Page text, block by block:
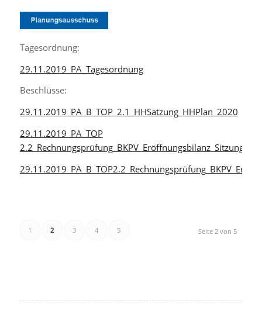
Tagesordnung:
29.11.2019_PA_Tagesordnung
Beschlüsse:
29.11.2019_PA_B_TOP_2.1_HHSatzung_HHPlan_2020
29.11.2019_PA_TOP
Seite 2 von 5
1 2 3 4 5